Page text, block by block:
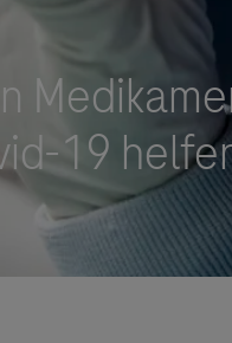
Klinische Studien